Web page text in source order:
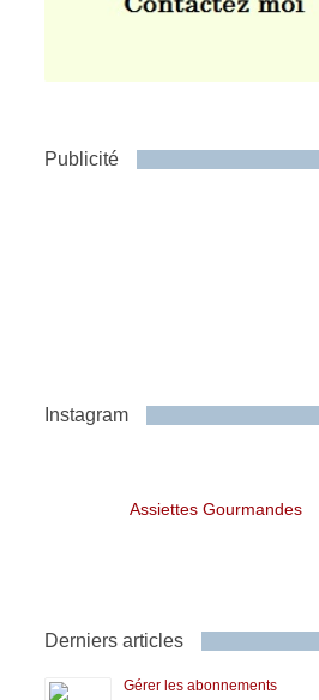
Publicité
Instagram
Assiettes Gourmandes
Derniers articles
Gérer les abonnements